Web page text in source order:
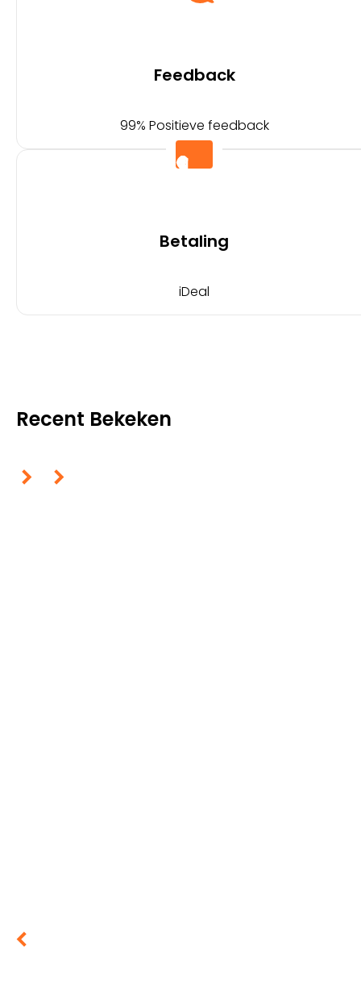
Feedback
99% Positieve feedback
Betaling
iDeal
Recent Bekeken